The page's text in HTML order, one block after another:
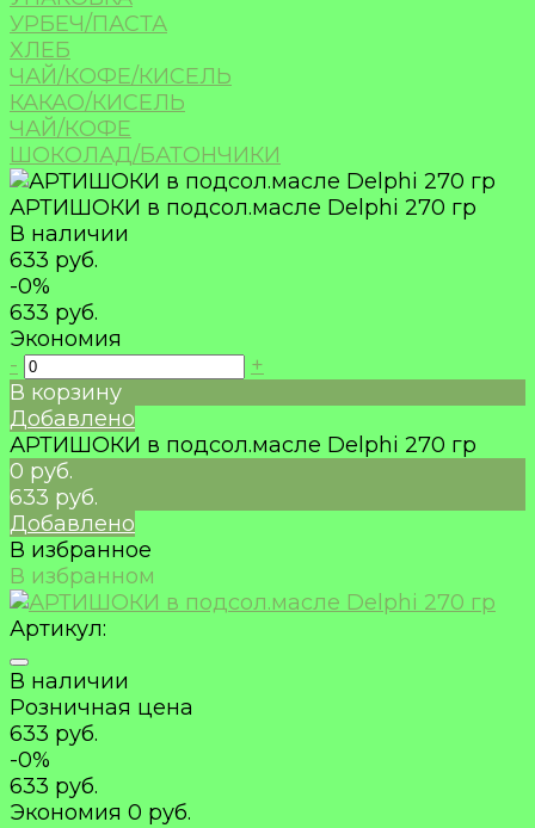
УРБЕЧ/ПАСТА
ХЛЕБ
ЧАЙ/КОФЕ/КИСЕЛЬ
КАКАО/КИСЕЛЬ
ЧАЙ/КОФЕ
ШОКОЛАД/БАТОНЧИКИ
АРТИШОКИ в подсол.масле Delphi 270 гр
В наличии
633 руб.
-0%
633 руб.
Экономия
-
+
В корзину
Добавлено
АРТИШОКИ в подсол.масле Delphi 270 гр
0 руб.
633 руб.
Добавлено
В избранное
В избранном
Артикул:
В наличии
Розничная цена
633 руб.
-0%
633 руб.
Экономия 0 руб.